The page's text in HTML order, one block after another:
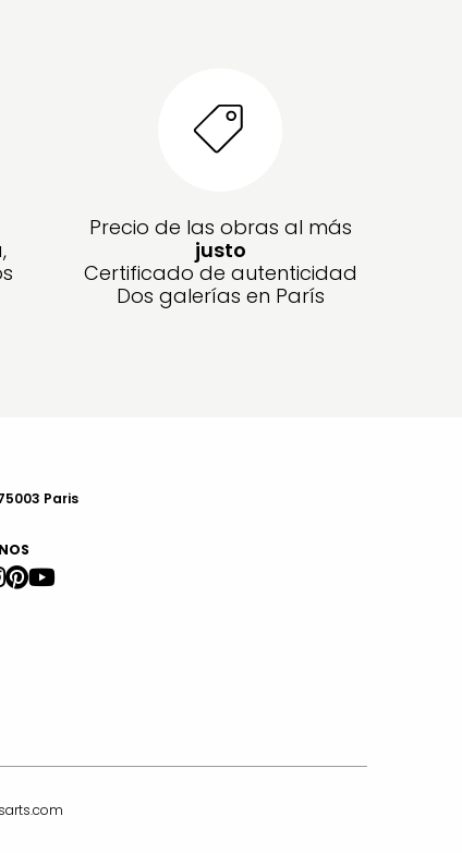
Precio de las obras al más
justo
Certificado de autenticidad
Dos galerías en París
Paris